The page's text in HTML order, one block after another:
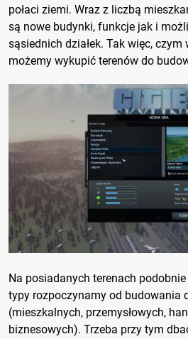
połaci ziemi. Wraz z liczbą
są nowe budynki, funkcje jak i
sąsiednich działek. Tak więc,
możemy wykupić terenów do
Na posiadanych terenach
typy rozpoczynamy od budowania
(mieszkalnych, przemysłowych,
biznesowych). Trzeba przy tym